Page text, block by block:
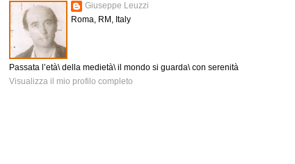
Giuseppe Leuzzi
Roma, RM, Italy
Passata l’età\ della medietà\ il mondo si guarda\ con serenità
Visualizza il mio profilo completo